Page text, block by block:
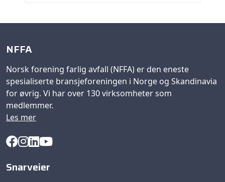
NFFA
Norsk forening farlig avfall (NFFA) er den eneste
spesialiserte bransjeforeningen i Norge og Skandinavia
for øvrig. Vi har over 130 virksomheter som
medlemmer.
Les mer
Snarveier